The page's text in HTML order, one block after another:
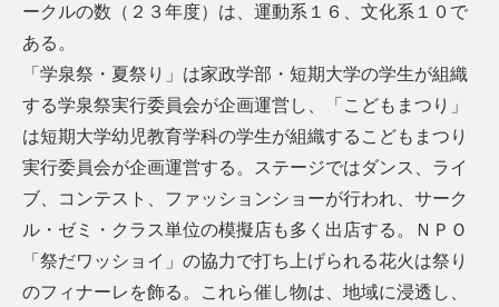
ークルの数（２３年度）は、運動系１６、文化系１０で
ある。
「学泉祭・夏祭り」は家政学部・短期大学の学生が組織
する学泉祭実行委員会が企画運営し、「こどもまつり」
は短期大学幼児教育学科の学生が組織するこどもまつり
実行委員会が企画運営する。ステージではダンス、ライ
ブ、コンテスト、ファッションショーが行われ、サーク
ル・ゼミ・クラス単位の模擬店も多く出店する。ＮＰＯ
「祭だワッショイ」の協力で打ち上げられる花火は祭り
のフィナーレを飾る。これら催し物は、地域に浸透し、